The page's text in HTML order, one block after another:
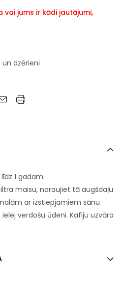
vai jums ir kādi jautājumi,
dzērieni
1 gadam.
maisu, noraujiet tā augšdaļu
ar izstiepjamiem sānu
verdošu ūdeni. Kafiju uzvāra